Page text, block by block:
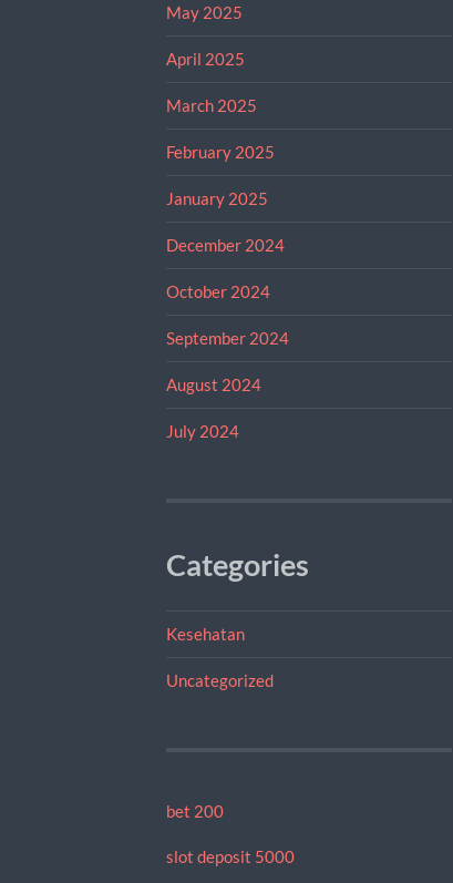
May 2025
April 2025
March 2025
February 2025
January 2025
December 2024
October 2024
September 2024
August 2024
July 2024
Categories
Kesehatan
Uncategorized
bet 200
slot deposit 5000